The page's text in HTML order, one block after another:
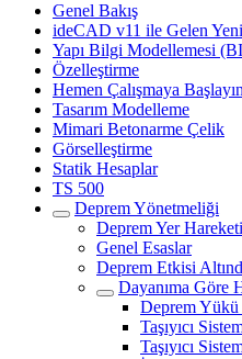
Genel Bakış
ideCAD v11 ile Gelen
Yapı Bilgi Modellemesi
Özelleştirme
Hemen Çalışmaya Başlayın
Tasarım Modelleme
Mimari Betonarme Çelik
Görselleştirme
Statik Hesaplar
TS 500
Deprem Yönetmeliği
Deprem Yer Hareketi
Genel Esaslar
Deprem Etkisi
Dayanıma Göre
Deprem Yükü
Taşıyıcı
Taşıyıcı